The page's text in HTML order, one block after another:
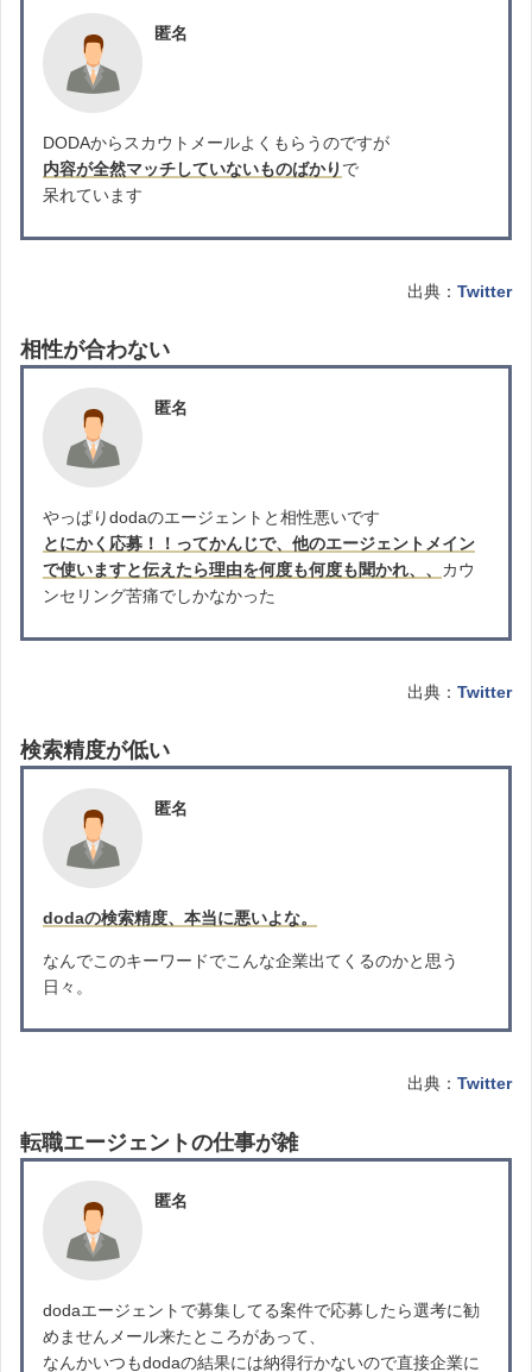
匿名
DODAからスカウトメールよくもらうのですが
内容が全然マッチしていないものばかり で
呆れています
出典： Twitter
相性が合わない
匿名
やっぱりdodaのエージェントと相性悪いです
とにかく応募！！ってかんじで、他のエージェントメイン
で使いますと伝えたら理由を何度も何度も聞かれ、、 カウ
ンセリング苦痛でしかなかった
出典： Twitter
検索精度が低い
匿名
dodaの検索精度、本当に悪いよな。
なんでこのキーワードでこんな企業出てくるのかと思う
日々。
出典： Twitter
転職エージェントの仕事が雑
匿名
dodaエージェントで募集してる案件で応募したら選考に勧
めませんメール来たところがあって、
なんかいつもdodaの結果には納得行かないので直接企業に